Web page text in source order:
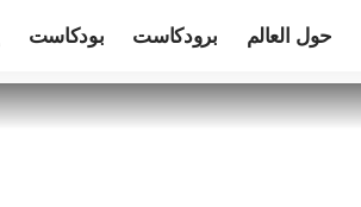
حول العالم برودكاست بودكاست